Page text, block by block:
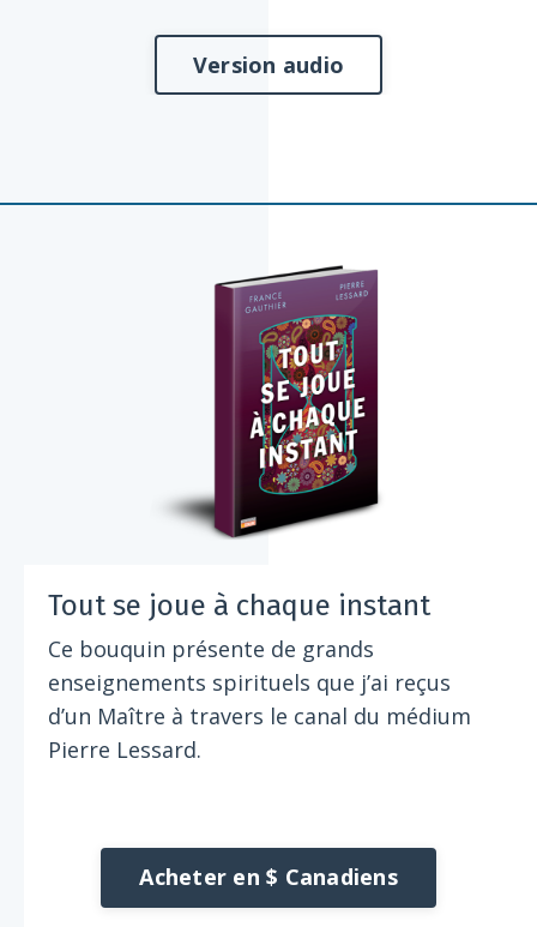
Version audio
Tout se joue à chaque instant
Ce bouquin présente de grands
enseignements spirituels que j’ai reçus
d’un Maître à travers le canal du médium
Pierre Lessard.
Acheter en $ Canadiens